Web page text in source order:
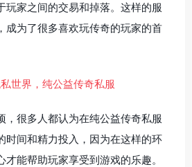
玩家之间的交易和掉落。这样的服
成为了很多喜欢玩传奇的玩家的首
，很多人都认为在纯公益传奇私服
时间和精力投入，因为在这样的环
能帮助玩家享受到游戏的乐趣。